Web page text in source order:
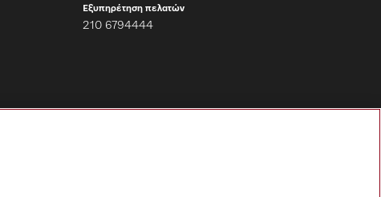
Εξυπηρέτηση πελατών
210 6794444